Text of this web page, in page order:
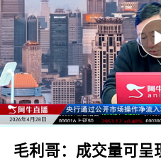
毛利哥：成交量可呈